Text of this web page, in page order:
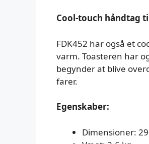
Cool-touch håndtag
FDK452 har også et
varm. Toasteren har
begynder at blive
farer.
Egenskaber:
Dimensioner: